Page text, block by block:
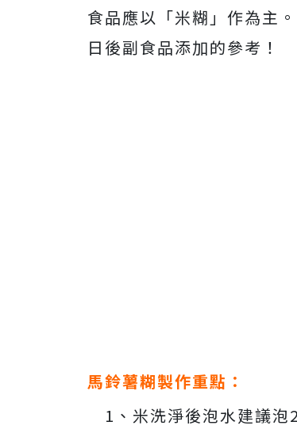
食品應以「米糊」作為主
日後副食品添加的參考！
馬鈴薯糊製作重點：
1、米洗淨後泡水建議泡